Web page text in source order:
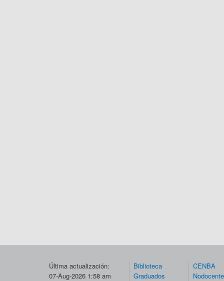
Última actualización:
07-Aug-2026 1:58 am
Biblioteca
Graduados
CENBA